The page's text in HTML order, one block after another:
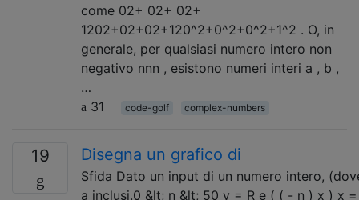
come 02+ 02+ 02+
1202+02+02+120^2+0^2+0^2+1^2 . O, in
generale, per qualsiasi numero intero non
negativo nnn , esistono numeri interi a , b ,
…
31
code-golf complex-numbers
19 Disegna un grafico di
Sfida Dato un input di un numero intero,
a inclusi.0 &lt; n &lt; 50 y = R e ( ( - n ) x ) x